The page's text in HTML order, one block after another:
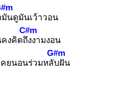
มันดูมันเว้าวอน
งคิดถึง
C#m
งามงอน
ยนอนร่วมหลับ
G#m
ฝัน